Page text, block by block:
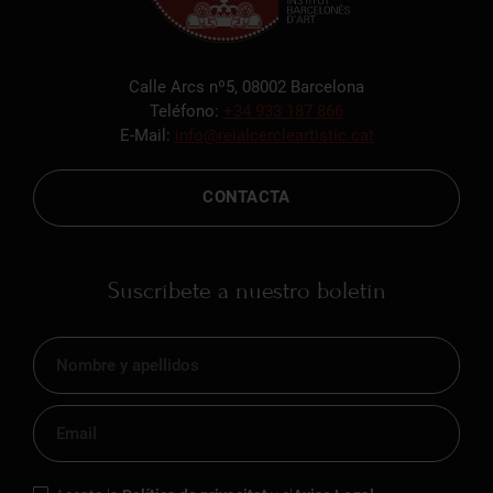
Calle Arcs nº5, 08002 Barcelona
Teléfono: +34 933 187 866
E-Mail: info@reialcercleartistic.cat
CONTACTA
Suscríbete a nuestro boletín